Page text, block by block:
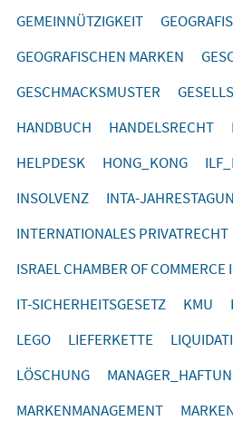
GEMEINNÜTZIGKEIT
GEOGRAFISCHEN MARKEN
GESCHMACKSMUSTER
HANDBUCH
HANDELSRECHT
HELPDESK
HONG_KONG
INSOLVENZ
INTA-
INTERNATIONALES PRIVATRECHT
ISRAEL CHAMBER OF COMMERCE
IT-SICHERHEITSGESETZ
KMU
LEGO
LIEFERKETTE
LÖSCHUNG
MARKENMANAGEMENT